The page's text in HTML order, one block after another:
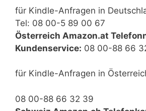
für Kindle-Anfragen in
Tel: 08 00-5 89 00 67
Österreich Amazon.at
Kundenservice: 08 00-88 66
für Kindle-Anfragen in
08 00-88 66 32 39